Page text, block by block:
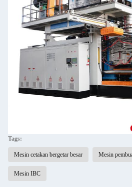
Tags:
Mesin cetakan bergetar besar Mesin
Mesin IBC